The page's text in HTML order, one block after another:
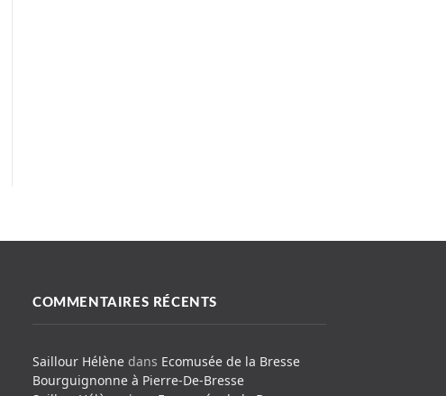
COMMENTAIRES RÉCENTS
Saillour Hélène dans Ecomusée de la Bresse
Bourguignonne à Pierre-De-Bresse